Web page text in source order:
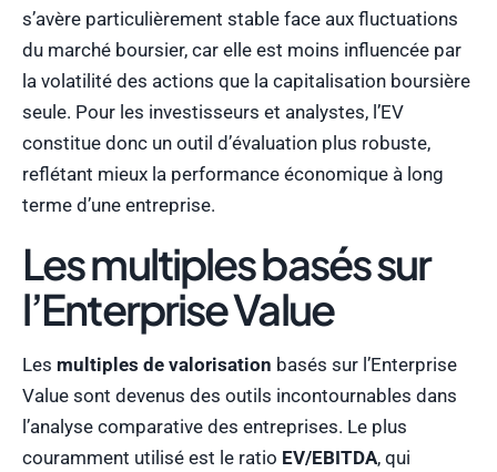
s’avère particulièrement stable face aux fluctuations
du marché boursier, car elle est moins influencée par
la volatilité des actions que la capitalisation boursière
seule. Pour les investisseurs et analystes, l’EV
constitue donc un outil d’évaluation plus robuste,
reflétant mieux la performance économique à long
terme d’une entreprise.
Les multiples basés sur
l’Enterprise Value
Les multiples de valorisation basés sur l’Enterprise
Value sont devenus des outils incontournables dans
l’analyse comparative des entreprises. Le plus
couramment utilisé est le ratio EV/EBITDA, qui